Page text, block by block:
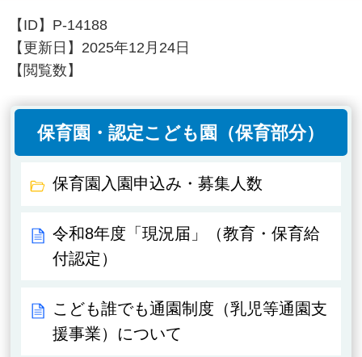
【ID】 P-14188
【更新日】 2025年12月24日
【閲覧数】
保育園・認定こども園（保育部分）
保育園入園申込み・募集人数
令和8年度「現況届」（教育・保育給
付認定）
こども誰でも通園制度（乳児等通園支
援事業）について